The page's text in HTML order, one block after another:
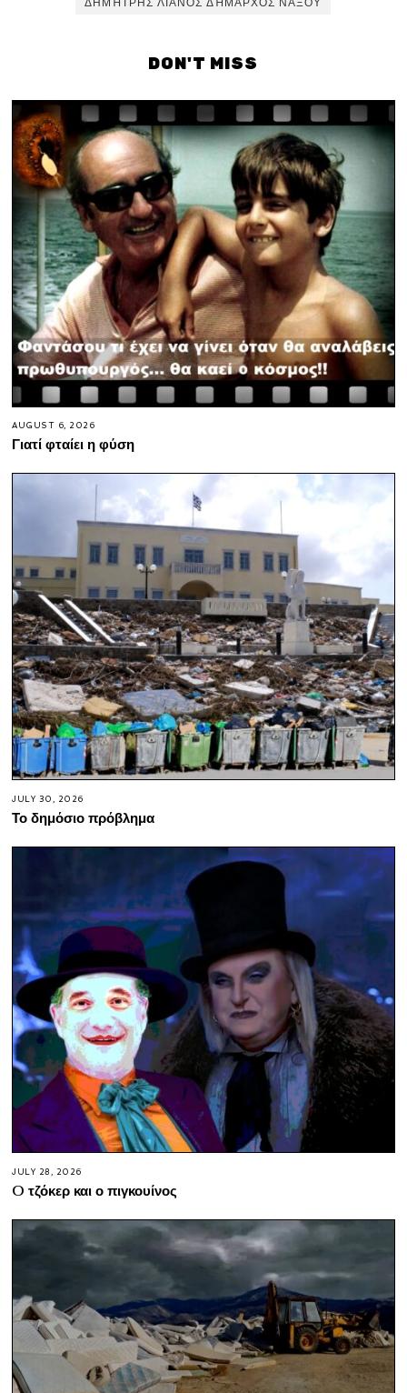
ΔΗΜΉΤΡΗΣ ΛΙΑΝΌΣ ΔΉΜΑΡΧΟΣ ΝΆΞΟΥ
DON'T MISS
AUGUST 6, 2026
Γιατί φταίει η φύση
JULY 30, 2026
Το δημόσιο πρόβλημα
JULY 28, 2026
O τζόκερ και ο πιγκουίνος